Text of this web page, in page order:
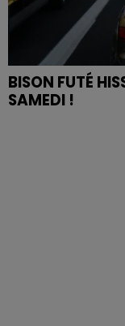
BISON FUTÉ
SAMEDI !